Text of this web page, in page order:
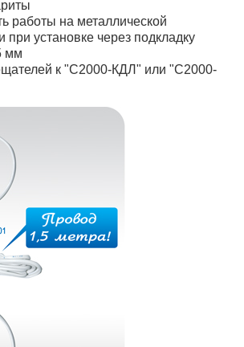
работы на металлической
при установке через подкладку
мм
к "С2000-КДЛ" или "С2000-